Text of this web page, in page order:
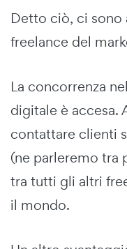
Detto ciò, ci sono
freelance del
La concorrenza
digitale è accesa.
contattare clienti
(ne parleremo tra
tra tutti gli altri
il mondo.